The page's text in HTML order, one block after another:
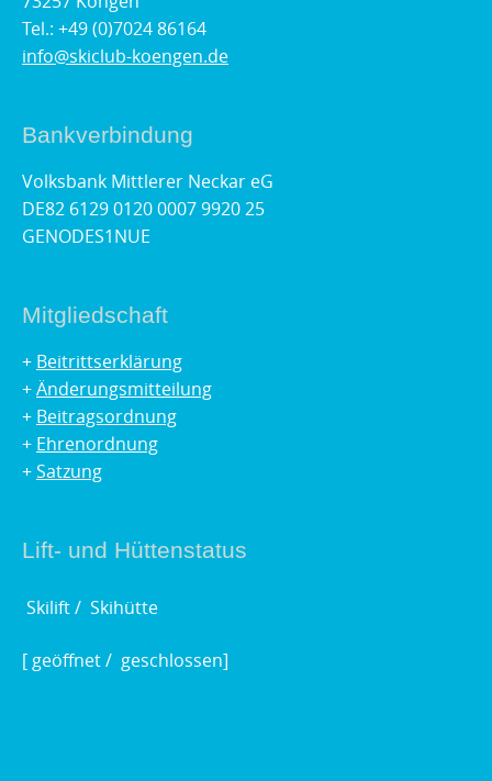
Tel.: +49 (0)7024 86164
info@skiclub-koengen.de
Bankverbindung
Volksbank Mittlerer Neckar eG
DE82 6129 0120 0007 9920 25
GENODES1NUE
Mitgliedschaft
+ Beitrittserklärung
+Änderungsmitteilung
+ Beitragsordnung
+ Ehrenordnung
+Satzung
Lift- und Hüttenstatus
Skilift / Skihütte
[ geöffnet / geschlossen]